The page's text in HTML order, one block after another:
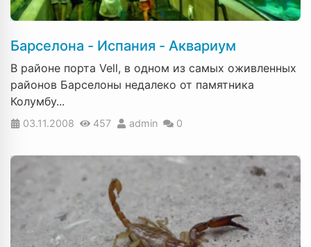
Барселона - Испания - Аквариум
В районе порта Vell, в одном из самых оживленных
районов Барселоны недалеко от памятника
Колумбу...
03.11.2008 457 admin 0